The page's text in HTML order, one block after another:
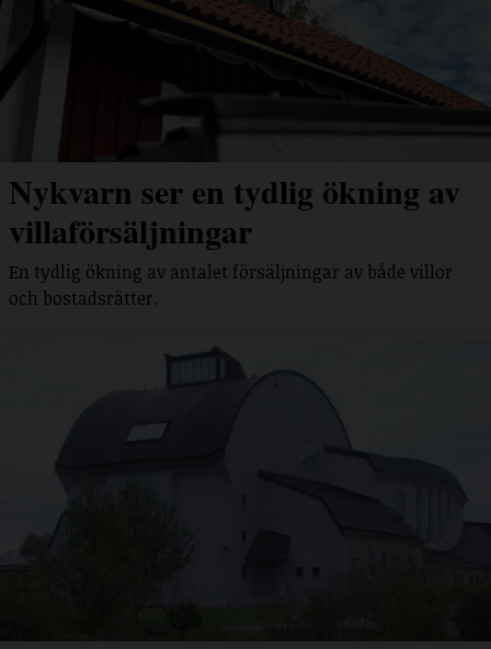
Nykvarn ser en tydlig ökning av
villaförsäljningar
En tydlig ökning av antalet försäljningar av både villor
och bostadsrätter.